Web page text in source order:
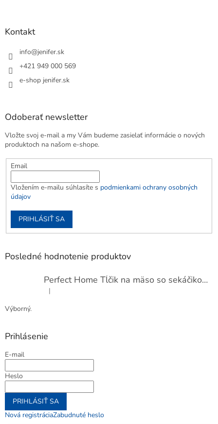
Kontakt
info@jenifer.sk
+421 949 000 569
e-shop jenifer.sk
Odoberať newsletter
Vložte svoj e-mail a my Vám budeme zasielať informácie o nových
produktoch na našom e-shope.
Email
Vložením e-mailu súhlasíte s podmienkami ochrany osobných
údajov
PRIHLÁSIŤ SA
Posledné hodnotenie produktov
Perfect Home Tĺčik na mäso so sekáčikom, 56893
Hodnotenie produktu je 5 z 5 hviezdičiek.
|
Výborný.
Prihlásenie
E-mail
Heslo
PRIHLÁSIŤ SA
Nová registráciaZabudnuté heslo